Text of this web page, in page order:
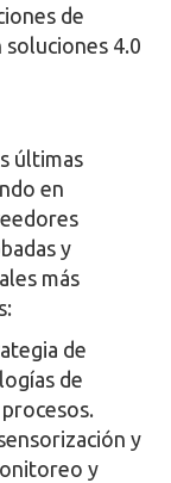
de
4.0
últimas
en
y
más
de
de
y
y